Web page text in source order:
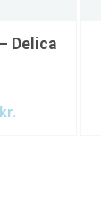
Delica
kr.